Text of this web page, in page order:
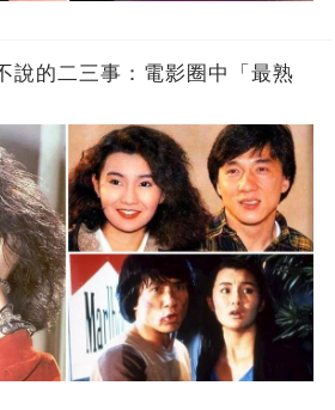
說的二三事：電影圈中「最熟